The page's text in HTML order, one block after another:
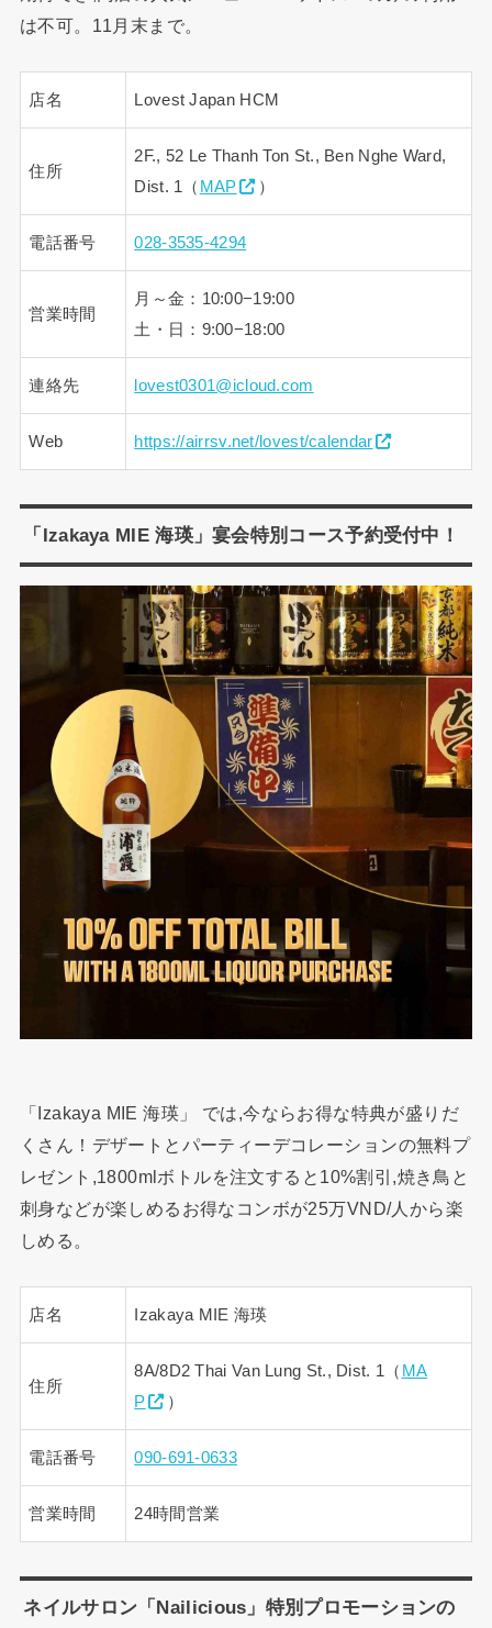
は不可。11月末まで。
店名 Lovest Japan HCM
住所
2F., 52 Le Thanh Ton St., Ben Nghe Ward,
Dist. 1（ MAP ）
電話番号 028-3535-4294
営業時間
月～金：10:00−19:00
土・日：9:00−18:00
連絡先 lovest0301@icloud.com
Web https://airrsv.net/lovest/calendar
「Izakaya MIE 海瑛」宴会特別コース予約受付中！
「Izakaya MIE 海瑛」 では,今ならお得な特典が盛りだ
くさん！デザートとパーティーデコレーションの無料プ
レゼント,1800mlボトルを注文すると10%割引,焼き鳥と
刺身などが楽しめるお得なコンボが25万VND/人から楽
しめる。
店名 Izakaya MIE 海瑛
住所
8A/8D2 Thai Van Lung St., Dist. 1（ MA
P
）
電話番号 090-691-0633
営業時間 24時間営業
ネイルサロン「Nailicious」特別プロモーションの